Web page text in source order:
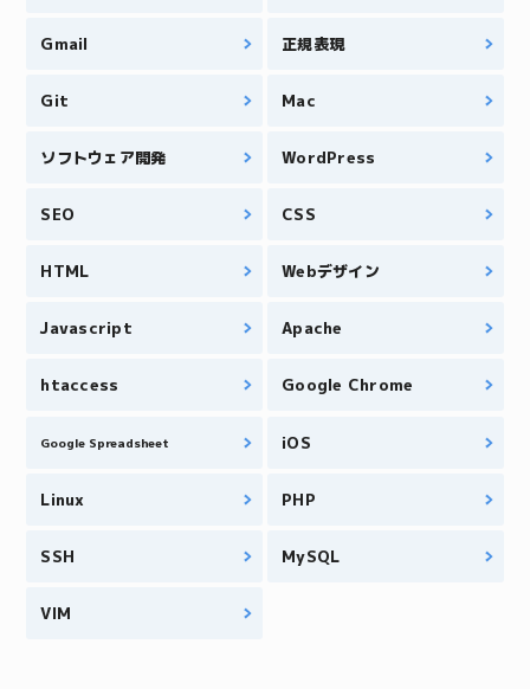
Gmail 正規表現
Git Mac
ソフトウェア開発 WordPress
SEO CSS
HTML Webデザイン
Javascript Apache
htaccess Google Chrome
Google Spreadsheet iOS
Linux PHP
SSH MySQL
VIM